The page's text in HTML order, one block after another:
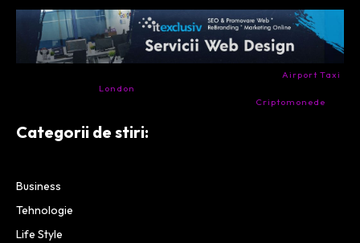
Airport Taxi
London
Criptomonede
Categorii de stiri:
Business
Tehnologie
Life Style